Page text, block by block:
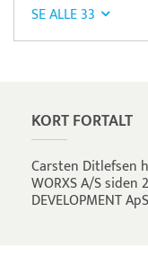
SE ALLE 33
KORT FORTALT
Carsten Ditlefsen
WORXS A/S
DEVELOPMENT